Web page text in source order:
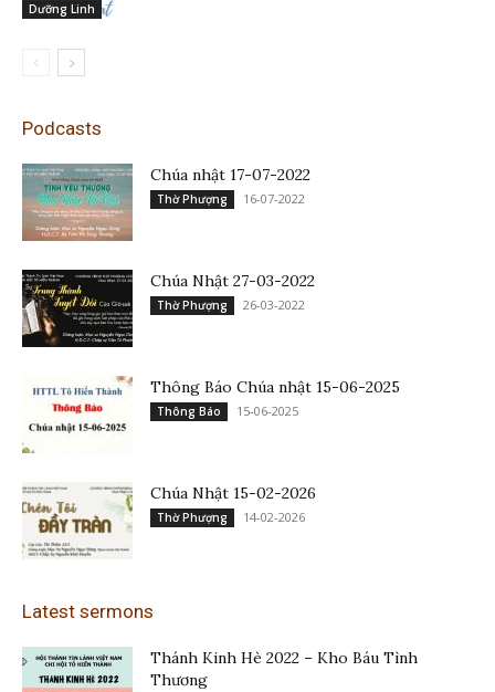
Dưỡng Linh
Podcasts
Chúa nhật 17-07-2022
Thờ Phượng 16-07-2022
Chúa Nhật 27-03-2022
Thờ Phượng 26-03-2022
Thông Báo Chúa nhật 15-06-2025
Thông Báo 15-06-2025
Chúa Nhật 15-02-2026
Thờ Phượng 14-02-2026
Latest sermons
Thánh Kinh Hè 2022 – Kho Báu Tình
Thương